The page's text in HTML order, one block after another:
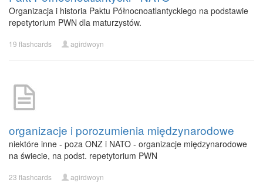
Organizacja i historia Paktu Północnoatlantyckiego na podstawie
repetytorium PWN dla maturzystów.
19 flashcards agirdwoyn
organizacje i porozumienia międzynarodowe
niektóre inne - poza ONZ i NATO - organizacje międzynarodowe
na świecie, na podst. repetytorium PWN
23 flashcards agirdwoyn